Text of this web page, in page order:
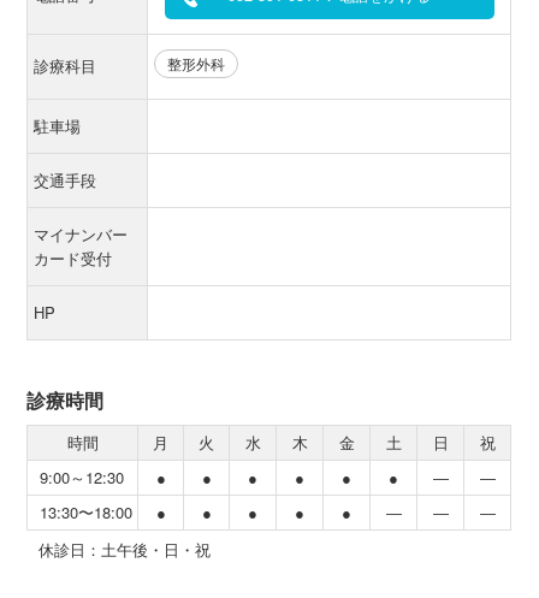
診療科目 整形外科
駐車場
交通手段
マイナンバー
カード受付
HP
診療時間
時間 月 火 水 木 金 土 日
祝
9:00～12:30
● ● ● ● ● ● ―
―
13:30〜18:00
● ● ● ● ● ― ―
―
休診日：土午後・日・祝